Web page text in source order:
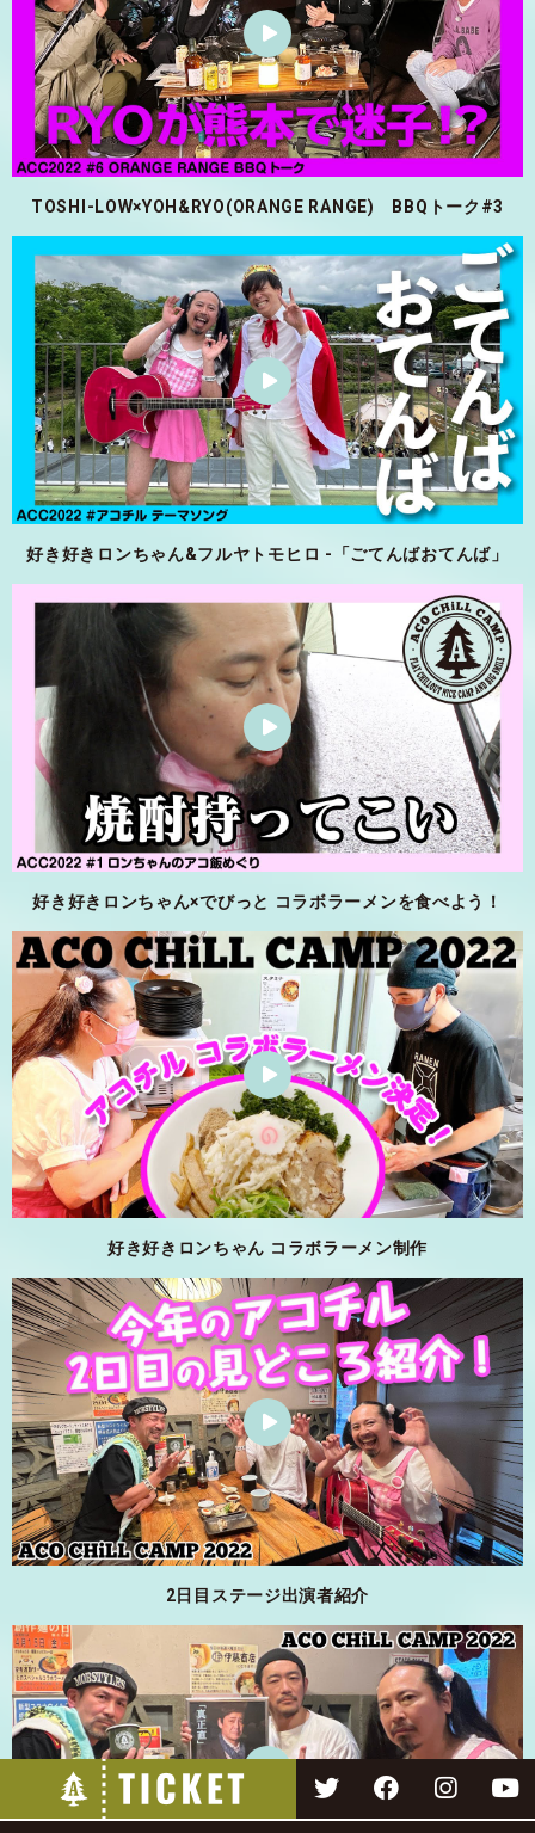
TOSHI-LOW×YOH&RYO(ORANGE RANGE) BBQトーク#3
好き好きロンちゃん&フルヤトモヒロ -「ごてんばおてんば」
好き好きロンちゃん×でびっと コラボラーメンを食べよう！
好き好きロンちゃん コラボラーメン制作
2日目ステージ出演者紹介